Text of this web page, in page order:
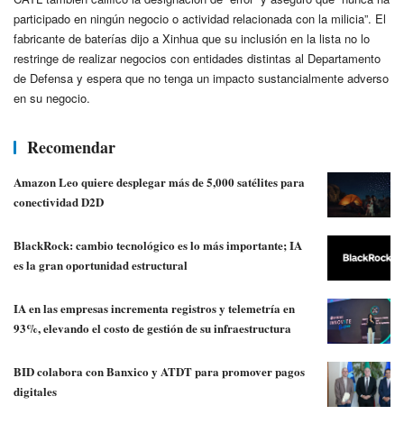
participado en ningún negocio o actividad relacionada con la milicia”. El
fabricante de baterías dijo a Xinhua que su inclusión en la lista no lo
restringe de realizar negocios con entidades distintas al Departamento
de Defensa y espera que no tenga un impacto sustancialmente adverso
en su negocio.
Recomendar
Amazon Leo quiere desplegar más de 5,000 satélites para
conectividad D2D
BlackRock: cambio tecnológico es lo más importante; IA
es la gran oportunidad estructural
IA en las empresas incrementa registros y telemetría en
93%, elevando el costo de gestión de su infraestructura
BID colabora con Banxico y ATDT para promover pagos
digitales